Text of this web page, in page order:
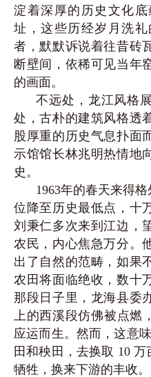
淀着深厚的历史文化
址，这些历经岁月洗
者，默默诉说着往昔砖
断壁间，依稀可见当年
的画面。
不远处，龙江风格
处，古朴的建筑风格透
股厚重的历史气息扑面
示馆馆长林兆明热情地
史。
1963年的春天来得
位降至历史最低点，十
刘秉仁多次来到江边，
农民，内心焦急万分。
出了自然的范畴，如果
农田将面临绝收，数十
那段日子里，龙海县委
上的西溪段仿佛被点燃
应运而生。然而，这意
田和秧田，去换取 10
牺牲，换来下游的丰收。